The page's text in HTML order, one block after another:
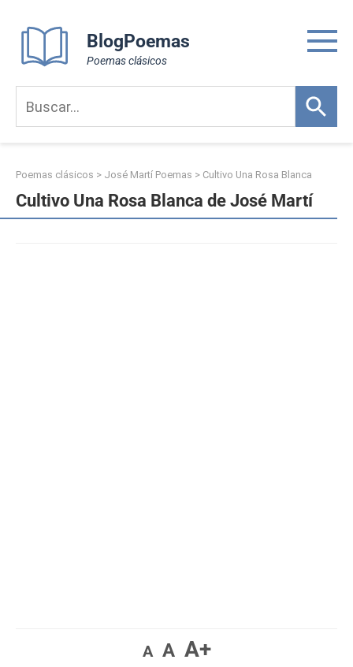
content
BlogPoemas
Poemas clásicos
Poemas clásicos > José Martí Poemas > Cultivo Una Rosa Blanca
Cultivo Una Rosa Blanca de José Martí
A A A+